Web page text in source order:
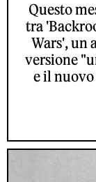
Questo
tra
Wars', un
versione
e il